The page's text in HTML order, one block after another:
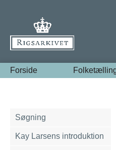
Forside
Søgning
Kay Larsens introduktion